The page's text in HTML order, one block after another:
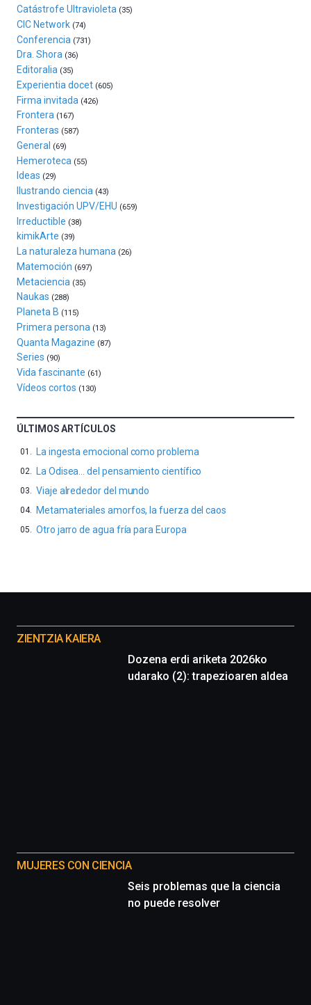
Plaza
(BZP),
un
llenará
la
ciudad
de
monólogos,
exposiciones,
conferencias,
docufórums
y
espectáculos
del
16
de
septiembre
al
4
de
octubre.
La
iniciativa,
organizada
Cátedra…
Catástrofe Ultravioleta (35)
CIC Network (74)
Conferencia (731)
Dra. Shora (36)
Editoralia (35)
Experientia docet (605)
Firma invitada (426)
Frontera (167)
Fronteras (587)
General (69)
Hemeroteca (55)
Ideas (29)
Ilustrando ciencia (43)
Investigación UPV/EHU (659)
Irreductible (38)
kimikArte (39)
La naturaleza humana (26)
Matemoción (697)
Metaciencia (35)
Naukas (288)
Planeta B (115)
Primera persona (13)
Quanta Magazine (87)
Series (90)
Vida fascinante (61)
Vídeos cortos (130)
ÚLTIMOS ARTÍCULOS
La ingesta emocional como problema
La Odisea… del pensamiento científico
Viaje alrededor del mundo
Metamateriales amorfos, la fuerza del caos
Otro jarro de agua fría para Europa
proyectos
ZIENTZIA KAIERA
Dozena erdi ariketa 2026ko
udarako (2): trapezioaren aldea
MUJERES CON CIENCIA
Seis problemas que la ciencia
no puede resolver